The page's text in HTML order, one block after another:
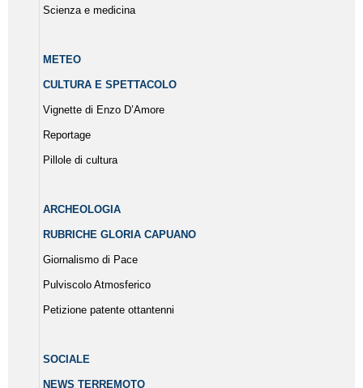
Scienza e medicina
METEO
CULTURA E SPETTACOLO
Vignette di Enzo D’Amore
Reportage
Pillole di cultura
ARCHEOLOGIA
RUBRICHE GLORIA CAPUANO
Giornalismo di Pace
Pulviscolo Atmosferico
Petizione patente ottantenni
SOCIALE
NEWS TERREMOTO